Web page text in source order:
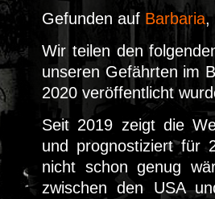
Gefunden auf Barbaria,
Wir teilen den
unseren Gefährten im
2020 veröffentlicht
Seit 2019 zeigt die
und prognostiziert für
nicht schon genug
zwischen den USA